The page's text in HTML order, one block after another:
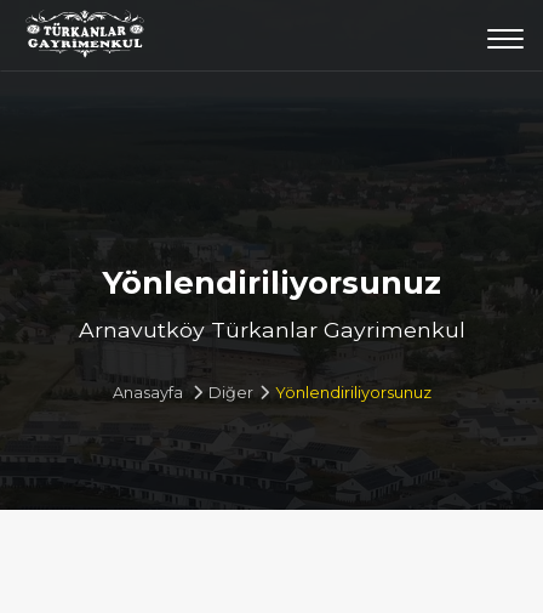
Yönlendiriliyorsunuz
Arnavutköy Türkanlar Gayrimenkul
Anasayfa Diğer Yönlendiriliyorsunuz